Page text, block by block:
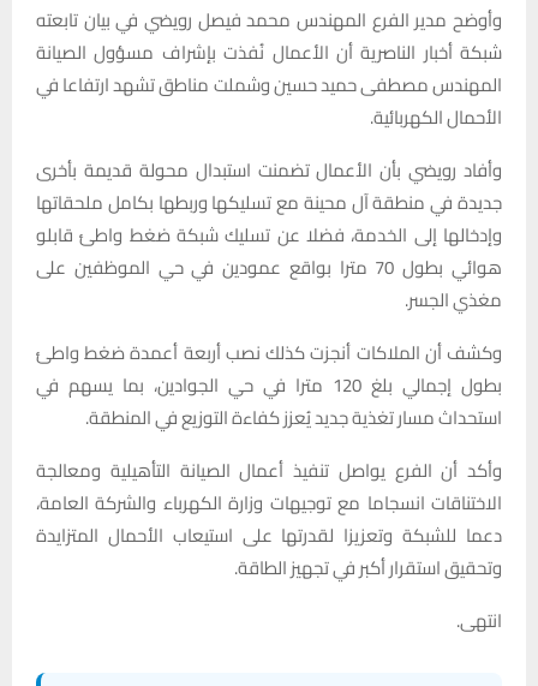
وأوضح مدير الفرع المهندس محمد فيصل رويضي في بيان تابعته
شبكة أخبار الناصرية أن الأعمال نُفذت بإشراف مسؤول الصيانة
المهندس مصطفى حميد حسين وشملت مناطق تشهد ارتفاعا في
الأحمال الكهربائية.
وأفاد رويضي بأن الأعمال تضمنت استبدال محولة قديمة بأخرى
جديدة في منطقة آل محينة مع تسليكها وربطها بكامل ملحقاتها
وإدخالها إلى الخدمة، فضلا عن تسليك شبكة ضغط واطئ قابلو
هوائي بطول 70 مترا بواقع عمودين في حي الموظفين على
مغذي الجسر.
وكشف أن الملاكات أنجزت كذلك نصب أربعة أعمدة ضغط واطئ
بطول إجمالي بلغ 120 مترا في حي الجوادين، بما يسهم في
استحداث مسار تغذية جديد يُعزز كفاءة التوزيع في المنطقة.
وأكد أن الفرع يواصل تنفيذ أعمال الصيانة التأهيلية ومعالجة
الاختناقات انسجاما مع توجيهات وزارة الكهرباء والشركة العامة،
دعما للشبكة وتعزيزا لقدرتها على استيعاب الأحمال المتزايدة
وتحقيق استقرار أكبر في تجهيز الطاقة.
انتهى.